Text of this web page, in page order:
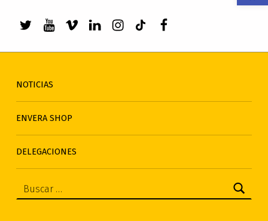
NOTICIAS
ENVERA SHOP
DELEGACIONES